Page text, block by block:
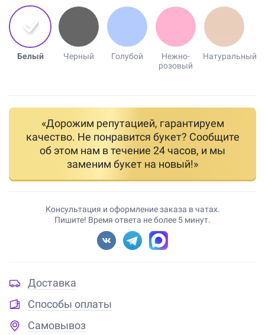
Белый Черный Голубой
Нежно-
розовый
Натуральный
«Дорожим репутацией, гарантируем
качество. Не понравится букет? Сообщите
об этом нам в течение 24 часов, и мы
заменим букет на новый!»
Консультация и оформление заказа в чатах.
Пишите! Время ответа не более 5 минут.
Доставка
Способы оплаты
Самовывоз